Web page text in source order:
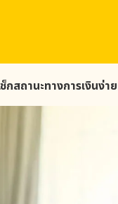
กสถานะทางการเงินง่า